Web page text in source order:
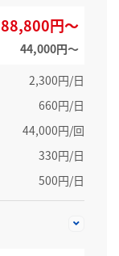
88,800円～
44,000円〜
2,300円/日
660円/日
44,000円/回
330円/日
500円/日